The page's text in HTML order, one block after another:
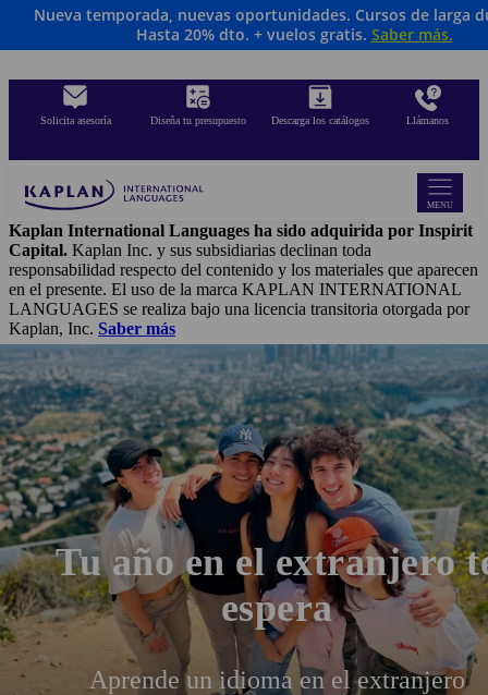
Skip
content
Solicita asesoría Diseña tu presupuesto Descarga los catálogos Llámanos
MENU
Kaplan International Languages ha sido adquirida por Inspirit
Capital. Kaplan Inc. y sus subsidiarias declinan toda
responsabilidad respecto del contenido y los materiales que aparecen
en el presente. El uso de la marca KAPLAN INTERNATIONAL
LANGUAGES se realiza bajo una licencia transitoria otorgada por
Kaplan, Inc. Saber más
Nueva temporada, nuevas oportunidades. Cursos de larga
Hasta 20% dto. + vuelos gratis. Saber más.
Aprende un idioma en el extranjero
Tu año en el extranjero
espera